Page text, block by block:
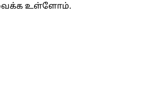
உள்ளோம்.